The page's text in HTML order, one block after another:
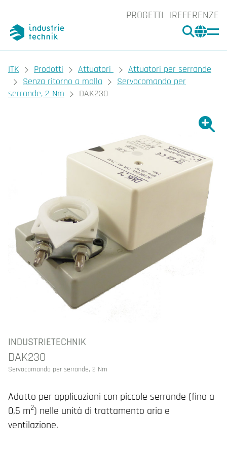
PROGETTI REFERENZE
CERCA
You are here:
ITK Prodotti Attuatori
Attuatori per serrande
Senza ritorno a molla
Servocomando per
serrande, 2 Nm
DAK230
INDUSTRIETECHNIK
DAK230
Servocomando per serrande, 2 Nm
Adatto per applicazioni con piccole serrande (fino a
0,5 m2) nelle unità di trattamento aria e
ventilazione.